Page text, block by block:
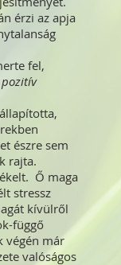
érzi az apja
fel,
észre sem
rajta.
Ő maga
stressz
kívülről
függő
végén már
valóságos